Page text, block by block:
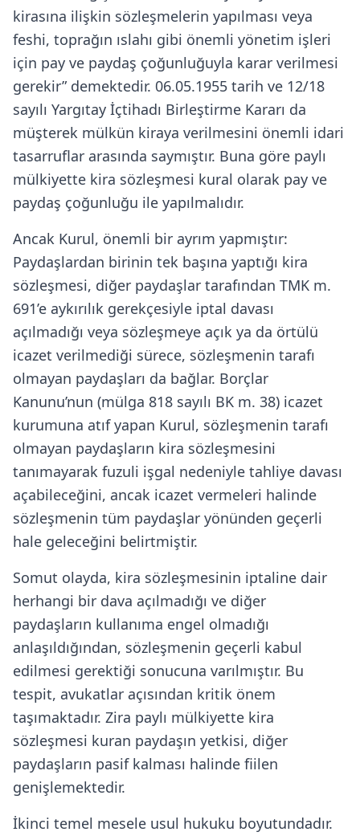
kirasına ilişkin sözleşmelerin yapılması veya
feshi, toprağın ıslahı gibi önemli yönetim işleri
için pay ve paydaş çoğunluğuyla karar verilmesi
gerekir” demektedir. 06.05.1955 tarih ve 12/18
sayılı Yargıtay İçtihadı Birleştirme Kararı da
müşterek mülkün kiraya verilmesini önemli idari
tasarruflar arasında saymıştır. Buna göre paylı
mülkiyette kira sözleşmesi kural olarak pay ve
paydaş çoğunluğu ile yapılmalıdır.
Ancak Kurul, önemli bir ayrım yapmıştır:
Paydaşlardan birinin tek başına yaptığı kira
sözleşmesi, diğer paydaşlar tarafından TMK m.
691’e aykırılık gerekçesiyle iptal davası
açılmadığı veya sözleşmeye açık ya da örtülü
icazet verilmediği sürece, sözleşmenin tarafı
olmayan paydaşları da bağlar. Borçlar
Kanunu’nun (mülga 818 sayılı BK m. 38) icazet
kurumuna atıf yapan Kurul, sözleşmenin tarafı
olmayan paydaşların kira sözleşmesini
tanımayarak fuzuli işgal nedeniyle tahliye davası
açabileceğini, ancak icazet vermeleri halinde
sözleşmenin tüm paydaşlar yönünden geçerli
hale geleceğini belirtmiştir.
Somut olayda, kira sözleşmesinin iptaline dair
herhangi bir dava açılmadığı ve diğer
paydaşların kullanıma engel olmadığı
anlaşıldığından, sözleşmenin geçerli kabul
edilmesi gerektiği sonucuna varılmıştır. Bu
tespit, avukatlar açısından kritik önem
taşımaktadır. Zira paylı mülkiyette kira
sözleşmesi kuran paydaşın yetkisi, diğer
paydaşların pasif kalması halinde fiilen
genişlemektedir.
İkinci temel mesele usul hukuku boyutundadır.